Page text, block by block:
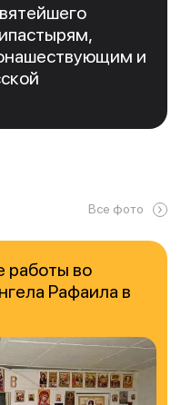
и
Все фото
работы во
Рафаила в